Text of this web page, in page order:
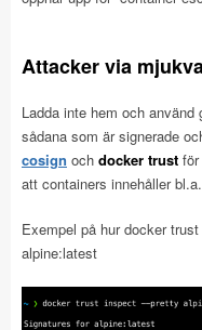
Attacker via
Ladda inte hem och
sådana som är signerade
cosign och docker trust
att containers innehåller
Exempel på hur docker
alpine:latest